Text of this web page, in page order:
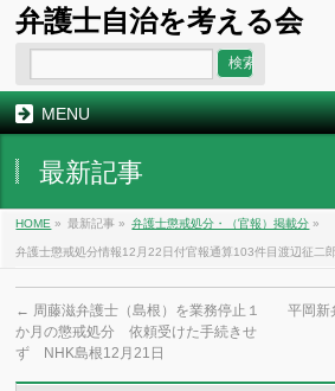
弁護士自治を考える会
MENU
最新記事
HOME » 最新記事 » 弁護士懲戒処分・（官報）掲載分 »
弁護士懲戒処分情報12月22日付官報通算103件目渡辺征二
← 周藤滋弁護士（島根）を業務停止１
か月の懲戒処分 依頼受けた手続きせ
ず NHK島根12月21日
平岡新